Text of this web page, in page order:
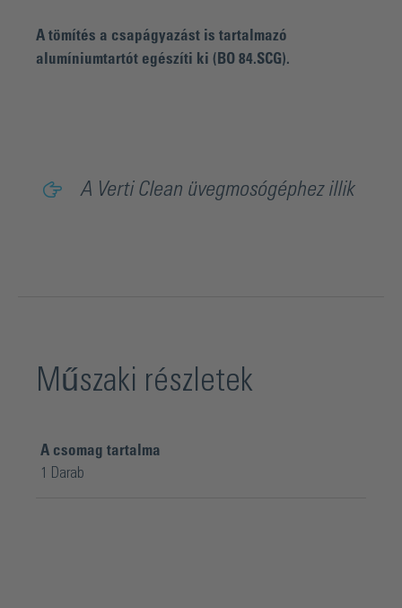
A tömítés a csapágyazást is tartalmazó
alumíniumtartót egészíti ki (BO 84.SCG).
A Verti Clean üvegmosógéphez illik
Műszaki részletek
A csomag tartalma
1 Darab